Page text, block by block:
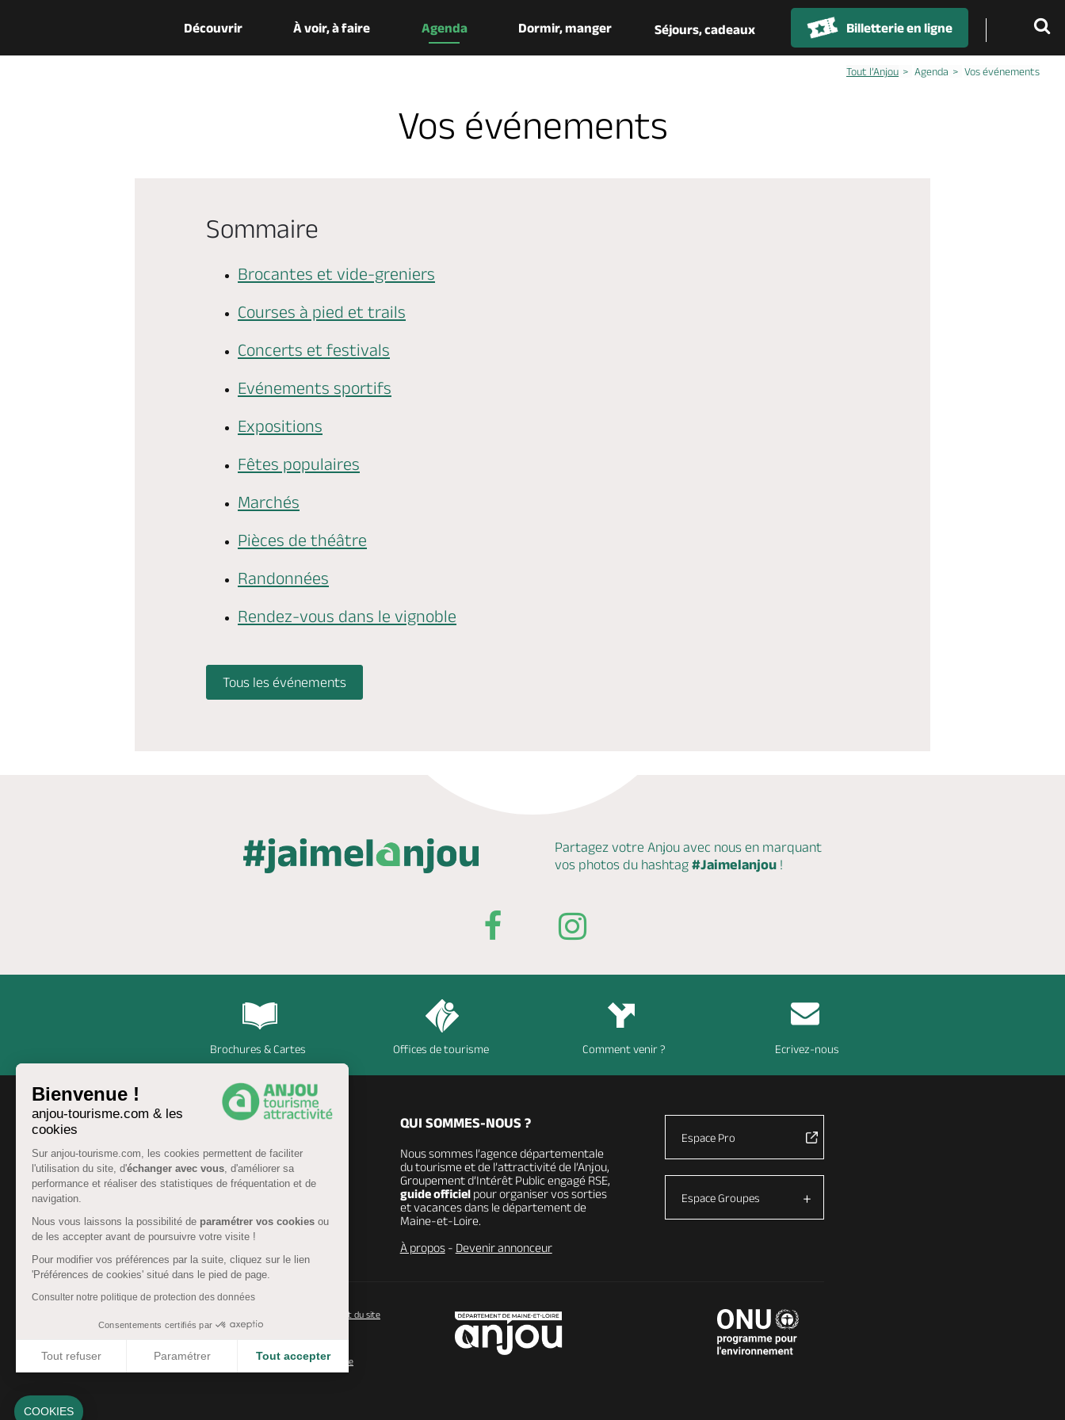
Bienvenue !
anjou-tourisme.com & les
cookies
Sur anjou-tourisme.com, les cookies permettent de faciliter
l'utilisation du site, d'échanger avec vous, d'améliorer sa
performance et réaliser des statistiques de fréquentation et de
navigation.
Nous vous laissons la possibilité de paramétrer vos cookies ou
de les accepter avant de poursuivre votre visite !
Pour modifier vos préférences par la suite, cliquez sur le lien
'Préférences de cookies' situé dans le pied de page.
Consulter notre politique de protection des données
Consentements certifiés par
Tout refuser Paramétrer Tout accepter
Notre plateforme vous permet d'adapter et de gérer vos paramètres de confidentialité, en garantissant la conformité avec les réglementations. Personnalisez vos
COOKIES
Découvrir À voir, à faire Agenda Dormir, manger Séjours, cadeaux Billetterie en ligne
Tout l’Anjou Agenda Vos événements
Vos événements
Sommaire
Brocantes et vide-greniers
Courses à pied et trails
Concerts et festivals
Evénements sportifs
Expositions
Fêtes populaires
Marchés
Pièces de théâtre
Randonnées
Rendez-vous dans le vignoble
Tous les événements
Partagez votre Anjou avec nous en marquant
vos photos du hashtag #Jaimelanjou !
Brochures & Cartes Offices de tourisme Comment venir ? Ecrivez-nous
QUI SOMMES-NOUS ?
Nous sommes l’agence départementale
du tourisme et de l’attractivité de l’Anjou,
Groupement d’Intérêt Public engagé RSE,
guide officielpour organiser vos sorties
et vacances dans le département de
Maine-et-Loire.
À propos- Devenir annonceur
Espace Pro
Espace Groupes
Fonctionnement du site
CGU Réservation-Accessibilité : partiellement conforme